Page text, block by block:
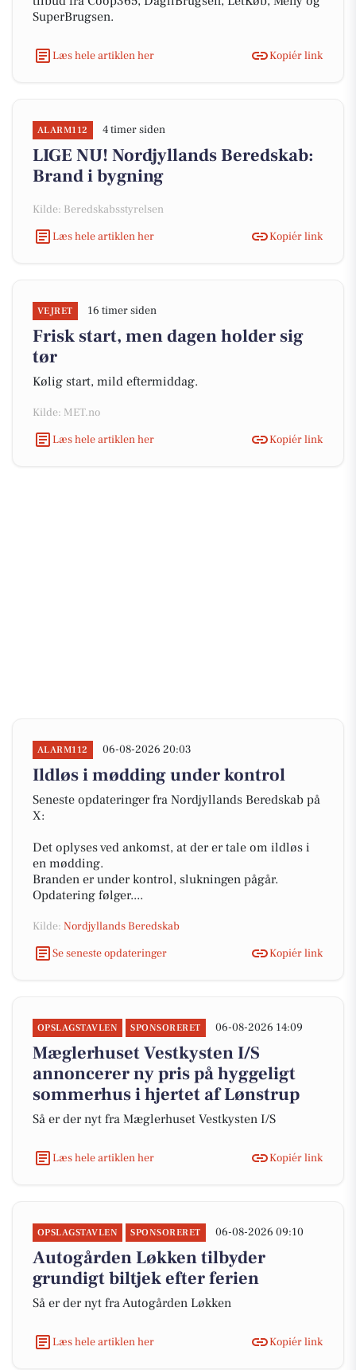
SuperBrugsen.
Læs hele artiklen her Kopiér link
ALARM112 4 timer siden
LIGE NU! Nordjyllands Beredskab:
Brand i bygning
Kilde: Beredskabsstyrelsen
Læs hele artiklen her
Kopiér link
VEJRET 16 timer siden
Frisk start, men dagen holder sig
tør
Kølig start, mild eftermiddag.
Kilde: MET.no
Læs hele artiklen her
Kopiér link
ALARM112 06-08-2026 20:03
Ildløs i mødding under kontrol
Seneste opdateringer fra Nordjyllands Beredskab på
X:
Det oplyses ved ankomst, at der er tale om ildløs i
en mødding.
Branden er under kontrol, slukningen pågår.
Opdatering følger....
Kilde: Nordjyllands Beredskab
Se seneste opdateringer
Kopiér link
OPSLAGSTAVLEN SPONSORERET 06-08-2026 14:09
Mæglerhuset Vestkysten I/S
annoncerer ny pris på hyggeligt
sommerhus i hjertet af Lønstrup
Så er der nyt fra Mæglerhuset Vestkysten I/S
Læs hele artiklen her Kopiér link
OPSLAGSTAVLEN SPONSORERET 06-08-2026 09:10
Autogården Løkken tilbyder
grundigt biltjek efter ferien
Så er der nyt fra Autogården Løkken
Læs hele artiklen her Kopiér link